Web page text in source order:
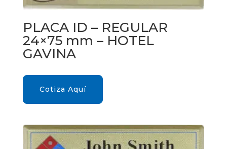
PLACA ID – REGULAR
24×75 mm – HOTEL
GAVINA
Cotiza Aquí